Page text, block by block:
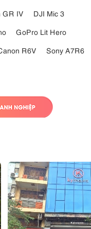
GR IV
DJI Mic 3
GoPro Lit Hero
R6V
Sony A7R6